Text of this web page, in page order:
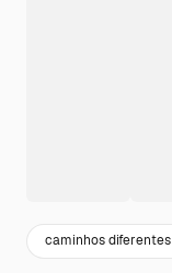
caminhos diferentes